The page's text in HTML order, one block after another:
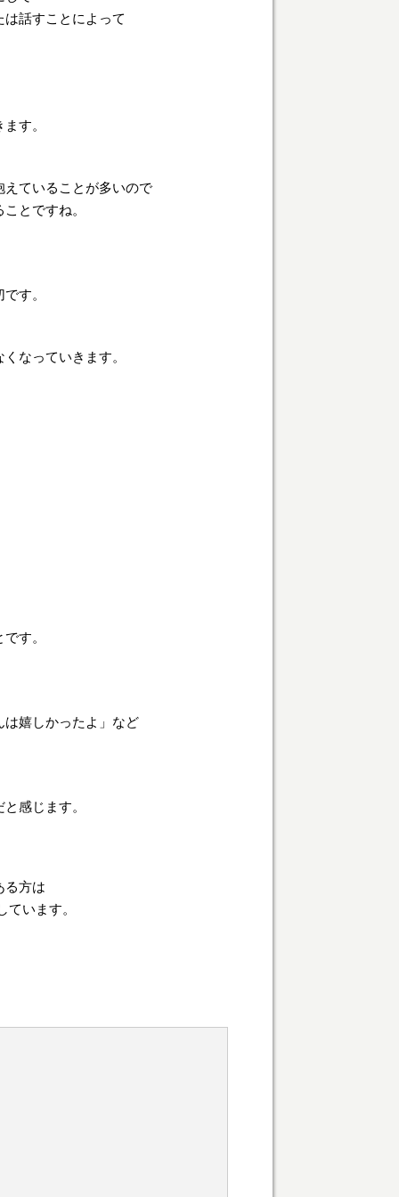
話すことによって
す。
ていることが多いので
とですね。
す。
なっていきます。
す。
は嬉しかったよ」など
感じます。
る方は
ています。